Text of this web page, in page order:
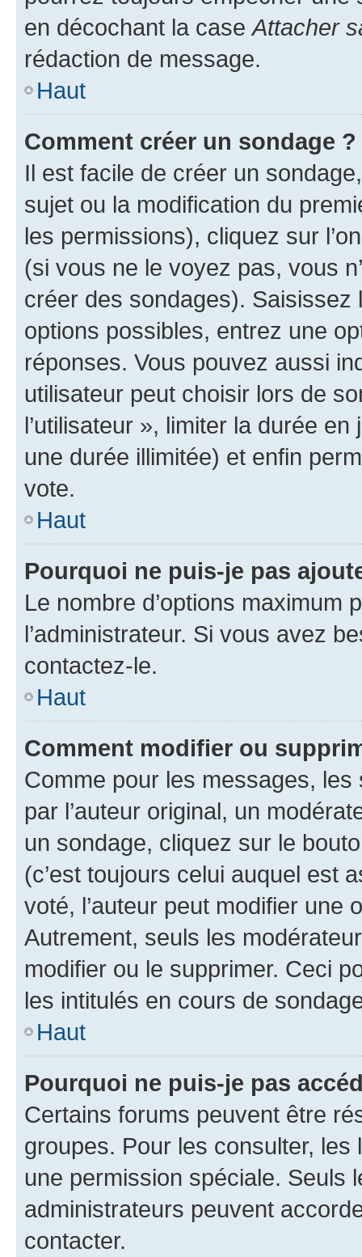
en décochant la case Attacher
rédaction de message.
Haut
Comment créer un sondage ?
Il est facile de créer un
sujet ou la modification du
les permissions), cliquez sur
(si vous ne le voyez pas, vous
créer des sondages).
options possibles, entrez une
réponses. Vous pouvez aussi
utilisateur peut choisir lors de
l’utilisateur », limiter la durée
une durée illimitée) et enfin
vote.
Haut
Pourquoi ne puis-je pas
Le nombre d’options maximum
l’administrateur. Si vous avez
contactez-le.
Haut
Comment modifier ou
Comme pour les messages,
par l’auteur original, un
un sondage, cliquez sur le
(c’est toujours celui auquel est
voté, l’auteur peut modifier une
Autrement, seuls les
modifier ou le supprimer. Ceci
les intitulés en cours de
Haut
Pourquoi ne puis-je pas
Certains forums peuvent être
groupes. Pour les consulter,
une permission spéciale. Seuls
administrateurs peuvent
contacter.